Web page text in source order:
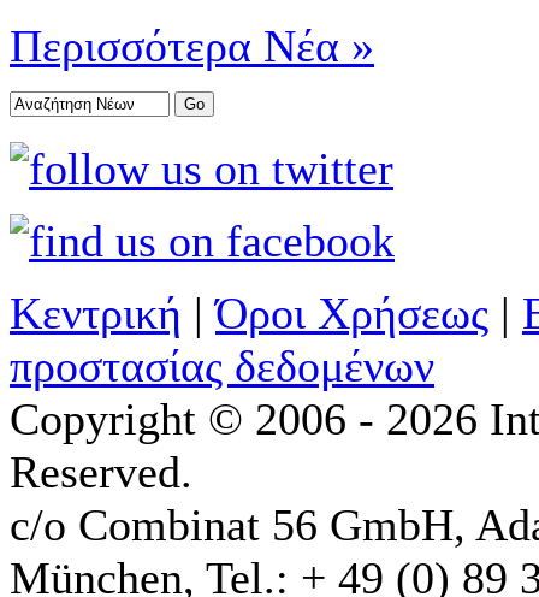
Περισσότερα Νέα »
Κεντρική |Όροι Χρήσεως |
προστασίας δεδομένων
Copyright © 2006 - 2026
Reserved.
c/o Combinat 56 GmbH,
München, Tel.: + 49 (0) 89